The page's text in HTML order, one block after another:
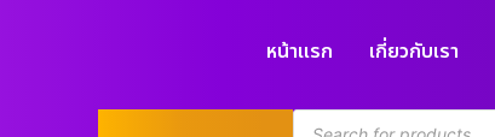
หน้าแรก เกี่ยวกับเรา